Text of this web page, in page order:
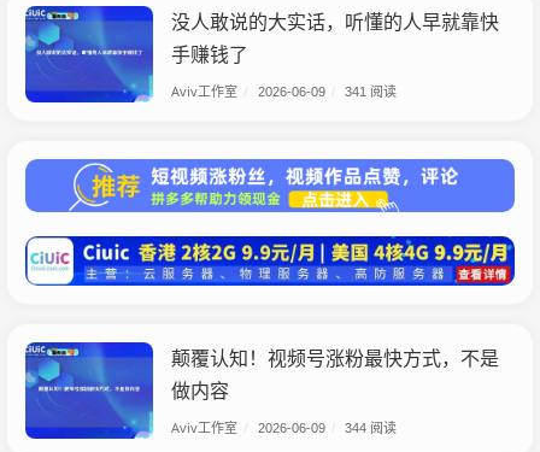
没人敢说的大实话，听懂的人早就靠快
手赚钱了
Aviv工作室 2026-06-09 341 阅读
颠覆认知！视频号涨粉最快方式，不是
做内容
Aviv工作室 2026-06-09 344 阅读